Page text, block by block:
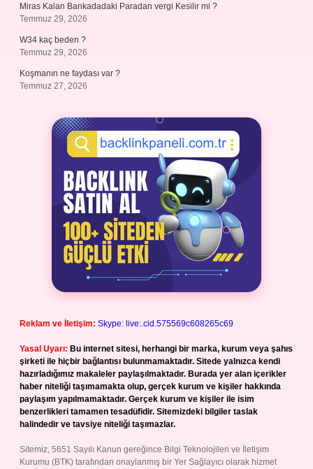
Miras Kalan Bankadadaki Paradan vergi Kesilir mi ?
Temmuz 29, 2026
W34 kaç beden ?
Temmuz 29, 2026
Koşmanın ne faydası var ?
Temmuz 27, 2026
Reklam ve İletişim: Skype: live:.cid.575569c608265c69
Yasal Uyarı: Bu internet sitesi, herhangi bir marka, kurum veya şahıs
şirketi ile hiçbir bağlantısı bulunmamaktadır. Sitede yalnızca kendi
hazırladığımız makaleler paylaşılmaktadır. Burada yer alan içerikler
haber niteliği taşımamakta olup, gerçek kurum ve kişiler hakkında
paylaşım yapılmamaktadır. Gerçek kurum ve kişiler ile isim
benzerlikleri tamamen tesadüfidir. Sitemizdeki bilgiler taslak
halindedir ve tavsiye niteliği taşımazlar.
Sitemiz, 5651 Sayılı Kanun gereğince Bilgi Teknolojileri ve İletişim
Kurumu (BTK) tarafından onaylanmış bir Yer Sağlayıcı olarak hizmet